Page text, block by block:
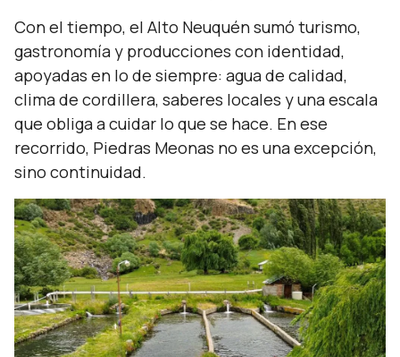
Con el tiempo, el Alto Neuquén sumó turismo,
gastronomía y producciones con identidad,
apoyadas en lo de siempre: agua de calidad,
clima de cordillera, saberes locales y una escala
que obliga a cuidar lo que se hace. En ese
recorrido, Piedras Meonas no es una excepción,
sino continuidad.